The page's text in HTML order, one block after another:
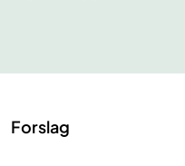
Forslag